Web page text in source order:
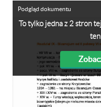
To tylko jedna z 2 stron
Podgląd dokumentu